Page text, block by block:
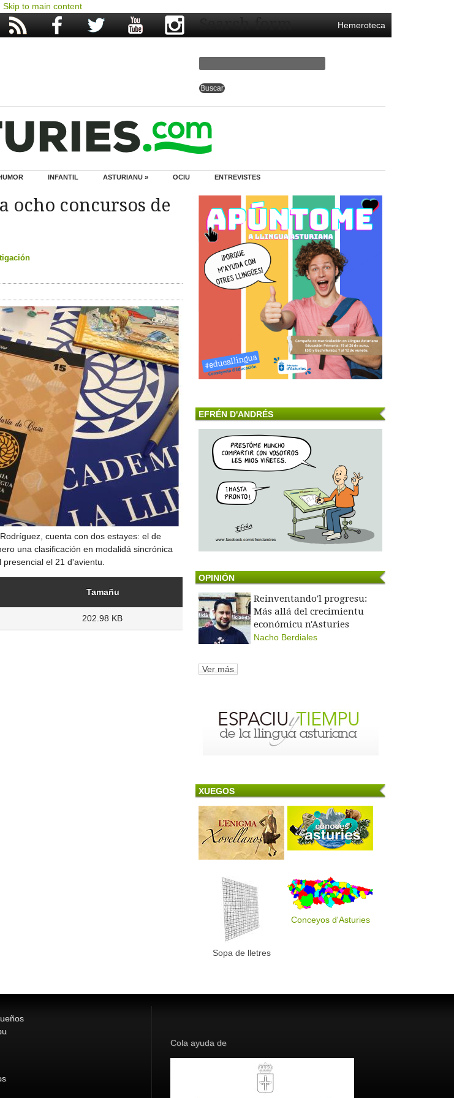
Skip to main content
Hemeroteca
Search form
INFANTIL ASTURIANU » OCIU ENTREVISTES
ocho concursos de
cuenta con dos estayes: el de
una clasificación en modalidá sincrónica
el 21 d'avientu.
Tamañu
202.98 KB
EFRÉN D'ANDRÉS
OPINIÓN
Reinventando'l progresu:
Más allá del crecimientu
económicu n'Asturies
Nacho Berdiales
Ver más
XUEGOS
Sopa de lletres
Conceyos d'Asturies
Cola ayuda de